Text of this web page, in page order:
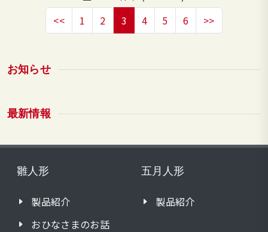
<<
1 2 3 4 5 6 >>
お知らせ
最新情報
雛人形
製品紹介
おひなさまのお話
五月人形
製品紹介